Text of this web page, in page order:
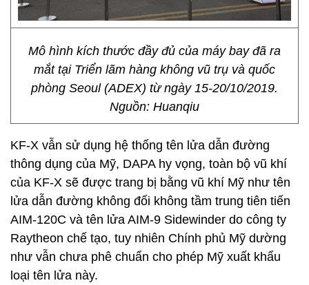
Mô hình kích thước đầy đủ của máy bay đã ra
mắt tại Triển lãm hàng không vũ trụ và quốc
phòng Seoul (ADEX) từ ngày 15-20/10/2019.
Nguồn: Huanqiu
KF-X vẫn sử dụng hệ thống tên lửa dẫn đường
thông dụng của Mỹ, DAPA hy vọng, toàn bộ vũ khí
của KF-X sẽ được trang bị bằng vũ khí Mỹ như tên
lửa dẫn đường không đối không tầm trung tiên tiến
AIM-120C và tên lửa AIM-9 Sidewinder do công ty
Raytheon chế tạo, tuy nhiên Chính phủ Mỹ dường
như vẫn chưa phê chuẩn cho phép Mỹ xuất khẩu
loại tên lửa này.